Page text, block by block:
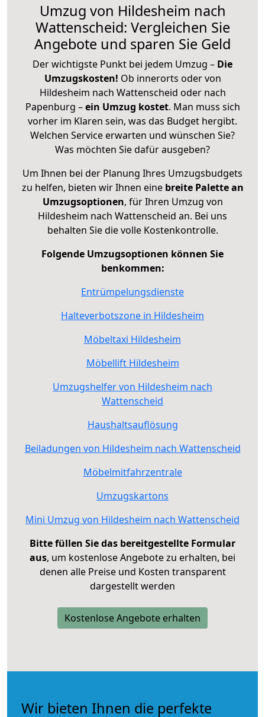
Umzug von Hildesheim nach
Wattenscheid: Vergleichen Sie
Angebote und sparen Sie Geld
Der wichtigste Punkt bei jedem Umzug – Die
Umzugskosten! Ob innerorts oder von
Hildesheim nach Wattenscheid oder nach
Papenburg –ein Umzug kostet. Man muss sich
vorher im Klaren sein, was das Budget hergibt.
Welchen Service erwarten und wünschen Sie?
Was möchten Sie dafür ausgeben?
Um Ihnen bei der Planung Ihres Umzugsbudgets
zu helfen, bieten wir Ihnen eine breite Palette an
Umzugsoptionen, für Ihren Umzug von
Hildesheim nach Wattenscheid an. Bei uns
behalten Sie die volle Kostenkontrolle.
Folgende Umzugsoptionen können Sie
benkommen:
Entrümpelungsdienste
Halteverbotszone in Hildesheim
Möbeltaxi Hildesheim
Möbellift Hildesheim
Umzugshelfer von Hildesheim nach
Wattenscheid
Haushaltsauflösung
Beiladungen von Hildesheim nach Wattenscheid
Möbelmitfahrzentrale
Umzugskartons
Mini Umzug von Hildesheim nach Wattenscheid
Bitte füllen Sie das bereitgestellte Formular
aus, um kostenlose Angebote zu erhalten, bei
denen alle Preise und Kosten transparent
dargestellt werden
Kostenlose Angebote erhalten
Wir bieten Ihnen die perfekte